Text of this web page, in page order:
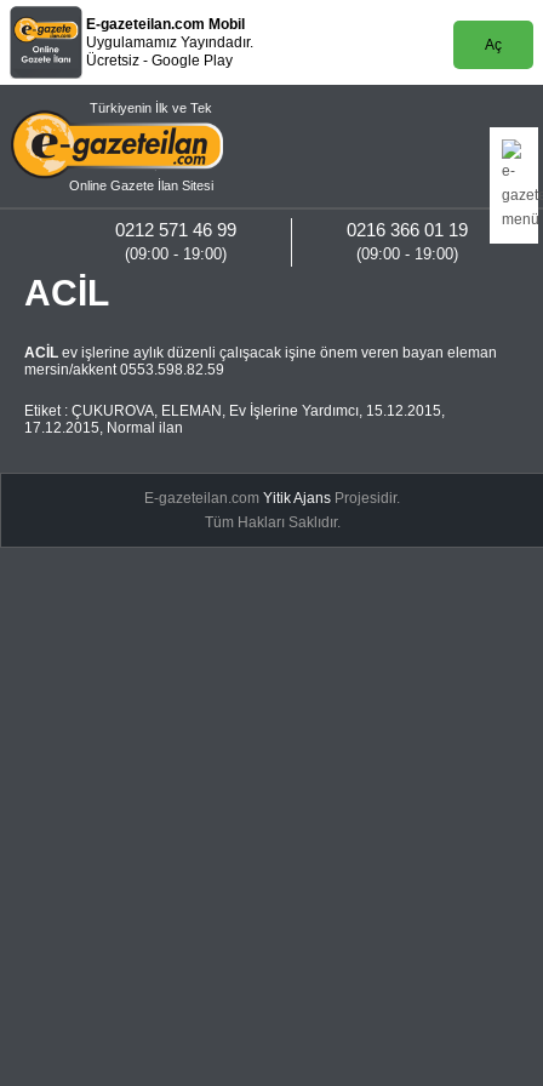
E-gazeteilan.com Mobil
Uygulamamız Yayındadır.
Ücretsiz - Google Play
Aç
Türkiyenin İlk ve Tek
Online Gazete İlan Sitesi
0216 366 01 19
(09:00 - 19:00)
0212 571 46 99
(09:00 - 19:00)
ACİL
ACİL ev işlerine aylık düzenli çalışacak işine önem veren bayan eleman
mersin/akkent 0553.598.82.59
Etiket : ÇUKUROVA, ELEMAN , Ev İşlerine Yardımcı, 15.12.2015,
17.12.2015, Normal ilan
E-gazeteilan.comYitik Ajans Projesidir.
Tüm Hakları Saklıdır.